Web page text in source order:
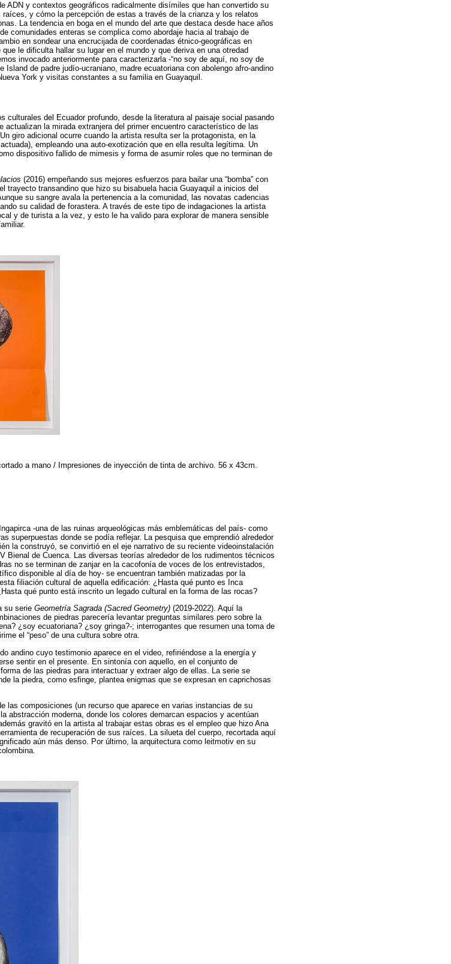
ADN y contextos geográficos radicalmente disímiles que han convertido su
y cómo la percepción de estas a través de la crianza y los relatos
La tendencia en boga en el mundo del arte que destaca desde hace años
comunidades enteras se complica como abordaje hacia al trabajo de
en sondear una encrucijada de coordenadas étnico-geográficas en
le dificulta hallar su lugar en el mundo y que deriva en una otredad
invocado anteriormente para caracterizarla -“no soy de aquí, no soy de
Island de padre judío-ucraniano, madre ecuatoriana con abolengo afro-andino
York y visitas constantes a su familia en Guayaquil.
culturales del Ecuador profundo, desde la literatura al paisaje social pasando
actualizan la mirada extranjera del primer encuentro característico de las
giro adicional ocurre cuando la artista resulta ser la protagonista, en la
empleando una auto-exotización que en ella resulta legítima. Un
dispositivo fallido de mimesis y forma de asumir roles que no terminan de
(2016) empeñando sus mejores esfuerzos para bailar una “bomba” con
trayecto transandino que hizo su bisabuela hacia Guayaquil a inicios del
su sangre avala la pertenencia a la comunidad, las novatas cadencias
su calidad de forastera. A través de este tipo de indagaciones la artista
y de turista a la vez, y esto le ha valido para explorar de manera sensible
a mano / Impresiones de inyección de tinta de archivo. 56 x 43cm.
-una de las ruinas arqueológicas más emblemáticas del país- como
superpuestas donde se podía reflejar. La pesquisa que emprendió alrededor
la construyó, se convirtió en el eje narrativo de su reciente videoinstalación
Bienal de Cuenca. Las diversas teorías alrededor de los rudimentos técnicos
no se terminan de zanjar en la cacofonía de voces de los entrevistados,
disponible al día de hoy- se encuentran también matizadas por la
filiación cultural de aquella edificación: ¿Hasta qué punto es Inca
qué punto está inscrito un legado cultural en la forma de las rocas?
su serie Geometría Sagrada (Sacred Geometry) (2019-2022). Aquí la
de piedras parecería levantar preguntas similares pero sobre la
¿soy ecuatoriana? ¿soy gringa?-; interrogantes que resumen una toma de
el “peso” de una cultura sobre otra.
andino cuyo testimonio aparece en el video, refiriéndose a la energía y
sentir en el presente. En sintonía con aquello, en el conjunto de
de las piedras para interactuar y extraer algo de ellas. La serie se
la piedra, como esfinge, plantea enigmas que se expresan en caprichosas
las composiciones (un recurso que aparece en varias instancias de su
abstracción moderna, donde los colores demarcan espacios y acentúan
gravitó en la artista al trabajar estas obras es el empleo que hizo Ana
de recuperación de sus raíces. La silueta del cuerpo, recortada aquí
aún más denso. Por último, la arquitectura como leitmotiv en su